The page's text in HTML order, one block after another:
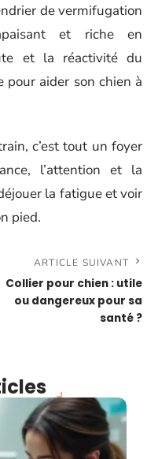
de vermifugation
et riche en
et la réactivité du
aider son chien à
c’est tout un foyer
l’attention et la
la fatigue et voir
pied.
ARTICLE SUIVANT
Collier pour chien : utile
ou dangereux pour sa
santé ?